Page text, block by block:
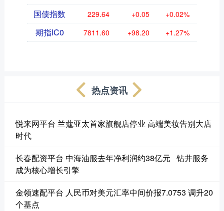
国债指数 229.64 +0.05 +0.02%
期指IC0 7811.60 +98.20 +1.27%
热点资讯
悦来网平台 兰蔻亚太首家旗舰店停业 高端美妆告别大店
时代
长春配资平台 中海油服去年净利润约38亿元 钻井服务
成为核心增长引擎
金领速配平台 人民币对美元汇率中间价报7.0753 调升20
个基点